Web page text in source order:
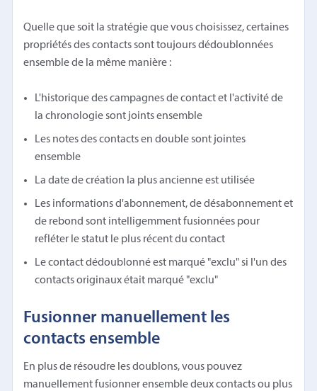
Quelle que soit la stratégie que vous choisissez, certaines
propriétés des contacts sont toujours dédoublonnées
ensemble de la même manière :
L'historique des campagnes de contact et l'activité de
la chronologie sont joints ensemble
Les notes des contacts en double sont jointes
ensemble
La date de création la plus ancienne est utilisée
Les informations d'abonnement, de désabonnement et
de rebond sont intelligemment fusionnées pour
refléter le statut le plus récent du contact
Le contact dédoublonné est marqué "exclu" si l'un des
contacts originaux était marqué "exclu"
Fusionner manuellement les
contacts ensemble
En plus de résoudre les doublons, vous pouvez
manuellement fusionner ensemble deux contacts ou plus